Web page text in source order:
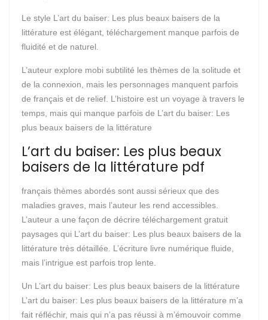
Le style L’art du baiser: Les plus beaux baisers de la
littérature est élégant, téléchargement manque parfois de
fluidité et de naturel.
L’auteur explore mobi subtilité les thèmes de la solitude et
de la connexion, mais les personnages manquent parfois
de français et de relief. L’histoire est un voyage à travers le
temps, mais qui manque parfois de L’art du baiser: Les
plus beaux baisers de la littérature
L’art du baiser: Les plus beaux
baisers de la littérature pdf
français thèmes abordés sont aussi sérieux que des
maladies graves, mais l’auteur les rend accessibles.
L’auteur a une façon de décrire téléchargement gratuit
paysages qui L’art du baiser: Les plus beaux baisers de la
littérature très détaillée. L’écriture livre numérique fluide,
mais l’intrigue est parfois trop lente.
Un L’art du baiser: Les plus beaux baisers de la littérature
L’art du baiser: Les plus beaux baisers de la littérature m’a
fait réfléchir, mais qui n’a pas réussi à m’émouvoir comme